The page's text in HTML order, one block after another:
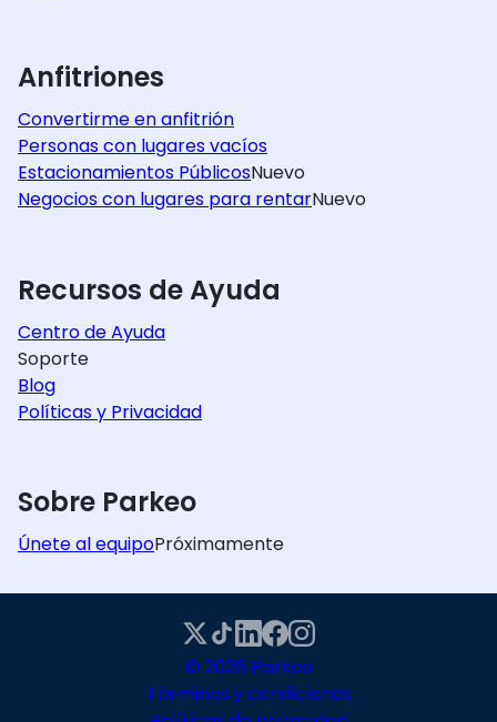
Anfitriones
Convertirme en anfitrión
Personas con lugares vacíos
Estacionamientos PúblicosNuevo
Negocios con lugares para rentarNuevo
Recursos de Ayuda
Centro de Ayuda
Soporte
Blog
Políticas y Privacidad
Sobre Parkeo
Únete al equipoPróximamente
© 2026 Parkeo
Términos y condiciones